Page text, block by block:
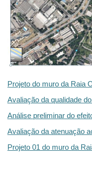
Projeto do muro da Raia
Avaliação da qualidade
Análise preliminar do
Avaliação da atenuação
Projeto 01 do muro da